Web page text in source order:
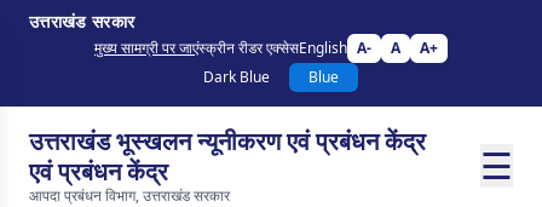
उत्तराखंड सरकार
मुख्य सामग्री पर जाएंस्क्रीन रीडर एक्सेसEnglish A- A
A+
Dark Blue
Blue
उत्तराखंड भूस्खलन न्यूनीकरण एवं प्रबंधन केंद्र
एवं प्रबंधन केंद्र
आपदा प्रबंधन विभाग, उत्तराखंड सरकार
☰